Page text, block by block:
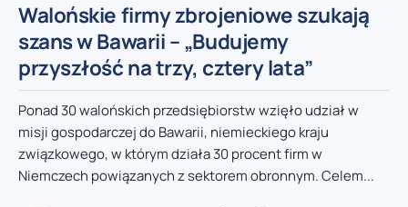
Walońskie firmy zbrojeniowe szukają
szans w Bawarii – „Budujemy
przyszłość na trzy, cztery lata”
Ponad 30 walońskich przedsiębiorstw wzięło udział w
misji gospodarczej do Bawarii, niemieckiego kraju
związkowego, w którym działa 30 procent firm w
Niemczech powiązanych z sektorem obronnym. Celem...